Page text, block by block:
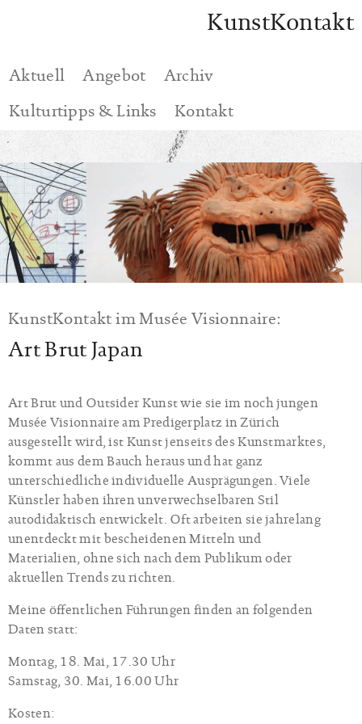
KunstKontakt
Aktuell Angebot
Archiv
Kulturtipps & Links
Kontakt
KunstKontaktim Musée Visionnaire:
Art Brut Japan
Art Brut und Outsider Kunst wie sie im noch jungen
Musée Visionnaire am Predigerplatz in Zürich
ausgestellt wird, ist Kunst jenseits des Kunstmarktes,
kommt aus dem Bauch heraus und hat ganz
unterschiedliche individuelle Ausprägungen. Viele
Künstler haben ihren unverwechselbaren Stil
autodidaktisch entwickelt. Oft arbeiten sie jahrelang
unentdeckt mit bescheidenen Mitteln und
Materialien, ohne sich nach dem Publikum oder
aktuellen Trends zu richten.
Meine öffentlichen Führungen finden an folgenden
Daten statt:
Montag, 18. Mai, 17.30 Uhr
Samstag, 30. Mai, 16.00 Uhr
Kosten: